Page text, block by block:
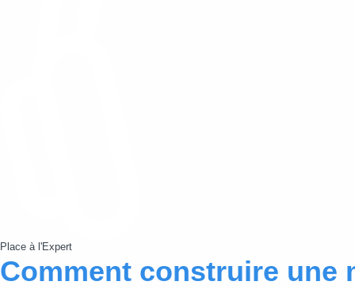
Place à l'Expert
Comment construire une